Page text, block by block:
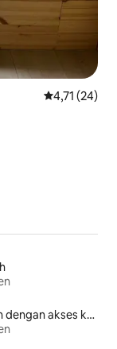
Nilai rata-
4,71 (24)
Penginapan dengan akses ke danau